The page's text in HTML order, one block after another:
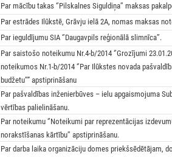
Par mācību takas ‘’Pilskalnes Siguldiņa’’ maksas
Par estrādes Ilūkstē, Grāvju ielā 2A, nomas maksas
Par ieguldījumu SIA ‘’Daugavpils reģionālā slimnīca’’.
Par saistošo noteikumu Nr.4-b/2014 ‘’Grozījumi
noteikumos Nr.1-b/2014 ‘’Par Ilūkstes novada
budžetu’’” apstiprināšanu
Par pašvaldības inženierbūves – ielu apgaismojuma
vērtības palielināšanu.
Par noteikumu ‘’Noteikumi par reprezentācijas
norakstīšanas kārtību’’ apstiprināšanu.
Par darba laika organizāciju domes priekšsēdētājam,